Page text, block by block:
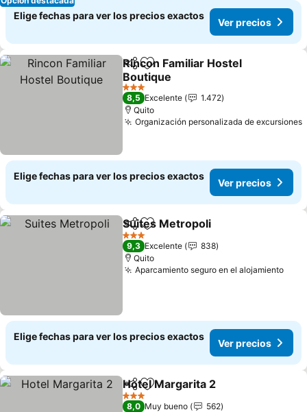
Elige fechas para ver los precios exactos
Ver precios
CompartirAgregar a favoritos
Rincon Familiar Hostel
Boutique
3 Estrellas
8,5 Excelente
1.472
Quito
Organización personalizada de excursiones
Elige fechas para ver los precios exactos
Ver precios
CompartirAgregar a favoritos
Suites Metropoli
3 Estrellas
9,3 Excelente
838
Quito
Aparcamiento seguro en el alojamiento
Elige fechas para ver los precios exactos
Ver precios
CompartirAgregar a favoritos
Hotel Margarita 2
3 Estrellas
8,0 Muy bueno
562